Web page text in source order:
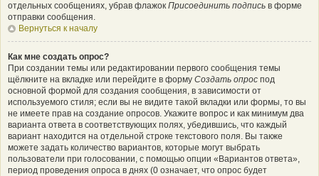
отдельных сообщениях, убрав флажок Присоединить подпись в форме
отправки сообщения.
Вернуться к началу
Как мне создать опрос?
При создании темы или редактировании первого сообщения темы
щёлкните на вкладке или перейдите в форму Создать опрос под
основной формой для создания сообщения, в зависимости от
используемого стиля; если вы не видите такой вкладки или формы, то вы
не имеете прав на создание опросов. Укажите вопрос и как минимум два
варианта ответа в соответствующих полях, убедившись, что каждый
вариант находится на отдельной строке текстового поля. Вы также
можете задать количество вариантов, которые могут выбрать
пользователи при голосовании, с помощью опции «Вариантов ответа»,
период проведения опроса в днях (0 означает, что опрос будет